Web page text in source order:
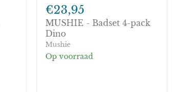
-
Badset
4-
pack
Dino
€23,95
MUSHIE - Badset 4-pack
Dino
Mushie
Op voorraad